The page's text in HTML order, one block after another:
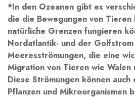
*In den Ozeanen gibt es​
die⁣ die Bewegungen ‍von Tieren
natürliche Grenzen​ fungieren
Nordatlantik- ‌und⁢ der⁣
Meeresströmungen, die ⁤eine⁤
Migration von‍ Tieren wie Walen
Diese Strömungen ​können⁢
Pflanzen ⁤und Mikroorganismen